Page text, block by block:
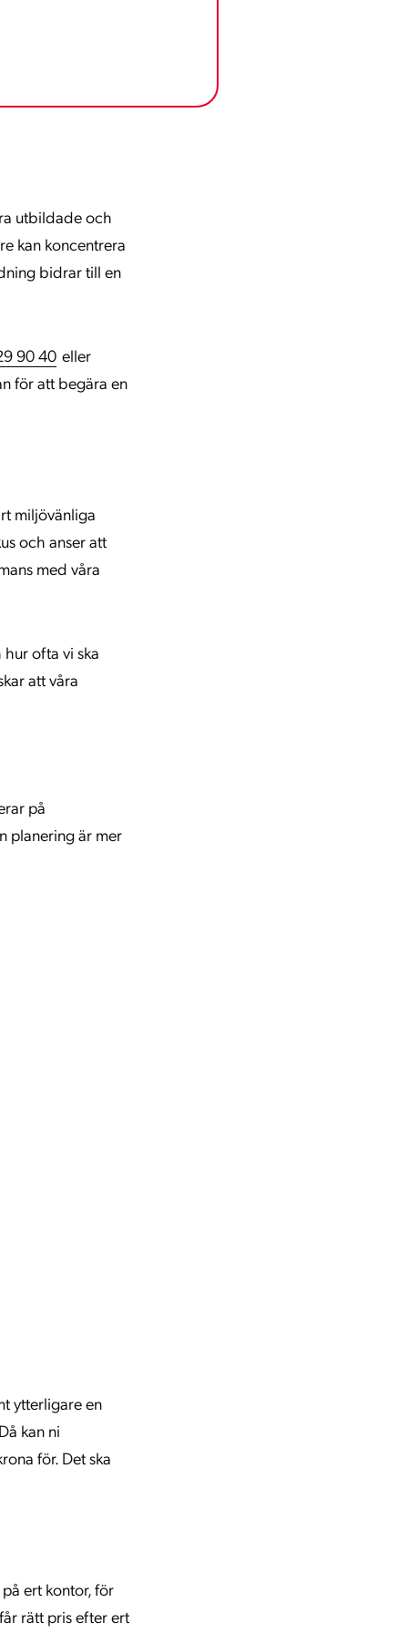
utbildade och
kan koncentrera
bidrar till en
90 40 eller
för att begära en
miljövänliga
och anser att
med våra
ofta vi ska
att våra
på
planering är mer
ytterligare en
kan ni
för. Det ska
ert kontor, för
rätt pris efter ert